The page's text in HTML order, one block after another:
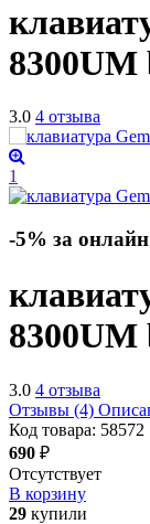
8300UM
3.0 4 отзыва
1
-5% за
8300UM
3.0 4 отзыва
Отзывы (4)
Код товара: 58572
690 ₽
Отсутствует
В корзину
29 купили